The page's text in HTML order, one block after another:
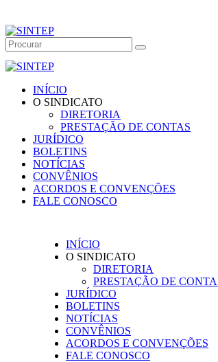
INÍCIO
O SINDICATO
DIRETORIA
PRESTAÇÃO DE CONTAS
JURÍDICO
BOLETINS
NOTÍCIAS
CONVÊNIOS
ACORDOS E CONVENÇÕES
FALE CONOSCO
INÍCIO
O SINDICATO
DIRETORIA
PRESTAÇÃO DE
JURÍDICO
BOLETINS
NOTÍCIAS
CONVÊNIOS
ACORDOS E CONVENÇÕES
FALE CONOSCO